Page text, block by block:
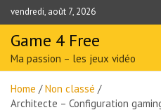
Skip
to
content
vendredi, août 7, 2026
Game 4 Free
Ma passion – les jeux vidéo
Home
Non classé
Architecte – Configuration